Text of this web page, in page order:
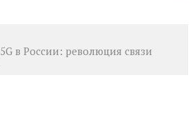
5G в России: революция связи